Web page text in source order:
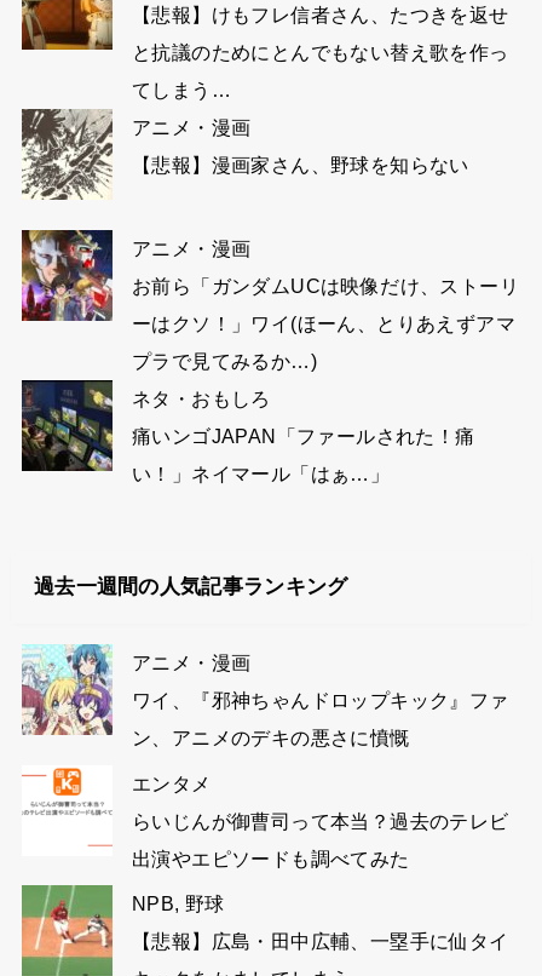
【悲報】けもフレ信者さん、たつきを返せ
と抗議のためにとんでもない替え歌を作っ
てしまう…
アニメ・漫画
【悲報】漫画家さん、野球を知らない
アニメ・漫画
お前ら「ガンダムUCは映像だけ、ストーリ
ーはクソ！」ワイ(ほーん、とりあえずアマ
プラで見てみるか…)
ネタ・おもしろ
痛いンゴJAPAN「ファールされた！痛
い！」ネイマール「はぁ…」
過去一週間の人気記事ランキング
アニメ・漫画
ワイ、『邪神ちゃんドロップキック』ファ
ン、アニメのデキの悪さに憤慨
エンタメ
らいじんが御曹司って本当？過去のテレビ
出演やエピソードも調べてみた
NPB, 野球
【悲報】広島・田中広輔、一塁手に仙タイ